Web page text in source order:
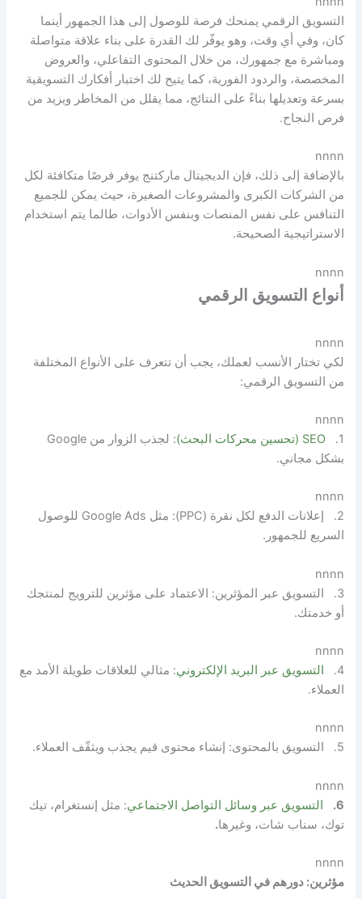
التسويق الرقمي يمنحك فرصة للوصول إلى هذا الجمهور أينما
كان، وفي أي وقت، وهو يوفّر لك القدرة على بناء علاقة متواصلة
ومباشرة مع جمهورك، من خلال المحتوى التفاعلي، والعروض
المخصصة، والردود الفورية، كما يتيح لك اختبار أفكارك التسويقية
بسرعة وتعديلها بناءً على النتائج، مما يقلل من المخاطر ويزيد من
فرص النجاح.
nnnn
بالإضافة إلى ذلك، فإن الديجيتال ماركتنج يوفر فرصًا متكافئة لكل
من الشركات الكبرى والمشروعات الصغيرة، حيث يمكن للجميع
التنافس على نفس المنصات وبنفس الأدوات، طالما يتم استخدام
الاستراتيجية الصحيحة.
nnnn
أنواع التسويق الرقمي
nnnn
لكي تختار الأنسب لعملك، يجب أن تتعرف على الأنواع المختلفة
من التسويق الرقمي:
nnnn
1.
SEO (تحسين محركات البحث)
: لجذب الزوار من Google
بشكل مجاني.
nnnn
2. إعلانات الدفع لكل نقرة (PPC): مثل Google Ads للوصول
السريع للجمهور.
nnnn
3. التسويق عبر المؤثرين: الاعتماد على مؤثرين للترويج لمنتجك
أو خدمتك.
nnnn
4.
التسويق عبر البريد الإلكتروني: مثالي للعلاقات طويلة الأمد مع
العملاء.
nnnn
5. التسويق بالمحتوى: إنشاء محتوى قيم يجذب ويثقّف العملاء.
nnnn
6.
التسويق عبر وسائل التواصل الاجتماعي: مثل إنستغرام، تيك
توك، سناب شات، وغيرها.
nnnn
مؤثرين: دورهم في التسويق الحديث